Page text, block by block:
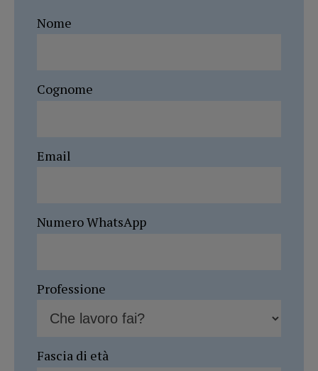
Nome
Cognome
Email
Numero WhatsApp
Professione
Fascia di età